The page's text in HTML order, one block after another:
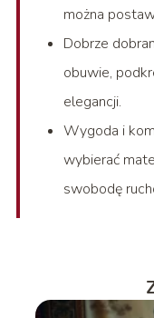
można
Dobrze
obuwie,
elegancji.
Wygoda i
wybierać
swobodę